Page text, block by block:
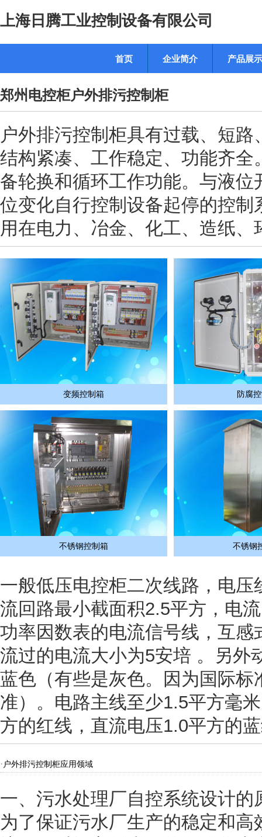
上海日腾工业控制设备有限公司
首页 企业简介 产品展示
郑州电控柜户外排污控制柜
户外排污控制柜具有过载、短
结构紧凑、工作稳定、功能齐
备轮换和循环工作功能。与液
位变化自行控制设备起停的控
用在电力、冶金、化工、造纸
变频控制箱 防腐
不锈钢控制箱 不锈钢
一般低压电控柜二次线路，电
流回路最小截面积2.5平方，电
功率因数表的电流信号线，互
流过的电流大小为5安培 。另外
蓝色（有些是灰色。因为国际
准）。电路主线至少1.5平方毫
方的红线，直流电压1.0平方的
· 户外排污控制柜应用领域
一、污水处理厂自控系统设计的
为了保证污水厂生产的稳定和